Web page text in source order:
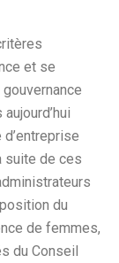
et se
suite de ces
du
de femmes,
du Conseil